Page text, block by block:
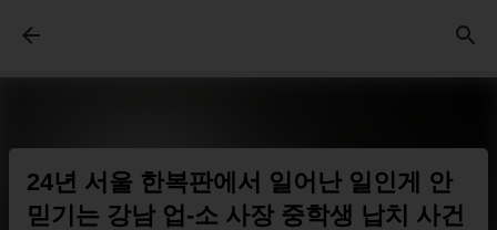
24년 서울 한복판에서 일어난 일인게 안
믿기는 강남 업-소 사장 중학생 납치 사건